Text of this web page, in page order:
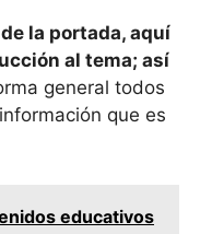
la portada, aquí
al tema; así
general todos
que es
educativos